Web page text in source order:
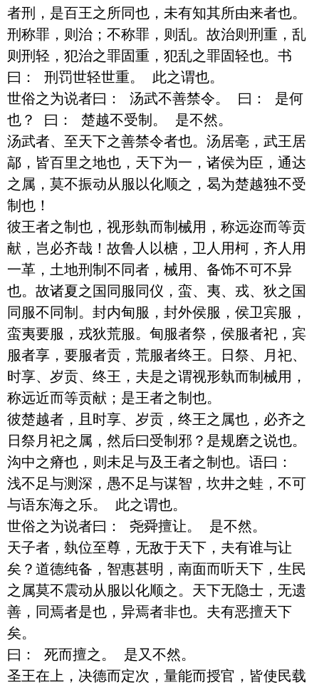
者刑，是百王之所同也，未有知其所由来者也。
刑称罪，则治；不称罪，则乱。故治则刑重，乱
则刑轻，犯治之罪固重，犯乱之罪固轻也。书
曰： 刑罚世轻世重。 此之谓也。
世俗之为说者曰： 汤武不善禁令。 曰： 是何
也？ 曰： 楚越不受制。 是不然。
汤武者、至天下之善禁令者也。汤居亳，武王居
鄗，皆百里之地也，天下为一，诸侯为臣，通达
之属，莫不振动从服以化顺之，曷为楚越独不受
制也！
彼王者之制也，视形埶而制械用，称远迩而等贡
献，岂必齐哉！故鲁人以榶，卫人用柯，齐人用
一革，土地刑制不同者，械用、备饰不可不异
也。故诸夏之国同服同仪，蛮、夷、戎、狄之国
同服不同制。封内甸服，封外侯服，侯卫宾服，
蛮夷要服，戎狄荒服。甸服者祭，侯服者祀，宾
服者享，要服者贡，荒服者终王。日祭、月祀、
时享、岁贡、终王，夫是之谓视形埶而制械用，
称远近而等贡献；是王者之制也。
彼楚越者，且时享、岁贡，终王之属也，必齐之
日祭月祀之属，然后曰受制邪？是规磨之说也。
沟中之瘠也，则未足与及王者之制也。语曰：
浅不足与测深，愚不足与谋智，坎井之蛙，不可
与语东海之乐。 此之谓也。
世俗之为说者曰： 尧舜擅让。 是不然。
天子者，埶位至尊，无敌于天下，夫有谁与让
矣？道德纯备，智惠甚明，南面而听天下，生民
之属莫不震动从服以化顺之。天下无隐士，无遗
善，同焉者是也，异焉者非也。夫有恶擅天下
矣。
曰： 死而擅之。 是又不然。
圣王在上，决德而定次，量能而授官，皆使民载